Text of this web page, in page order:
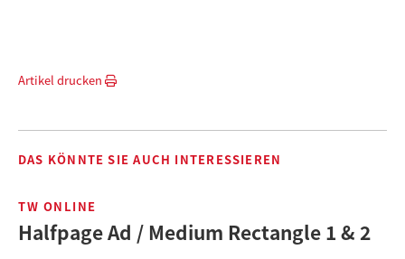
Artikel drucken
DAS KÖNNTE SIE AUCH INTERESSIEREN
TW ONLINE
Halfpage Ad / Medium Rectangle 1 & 2